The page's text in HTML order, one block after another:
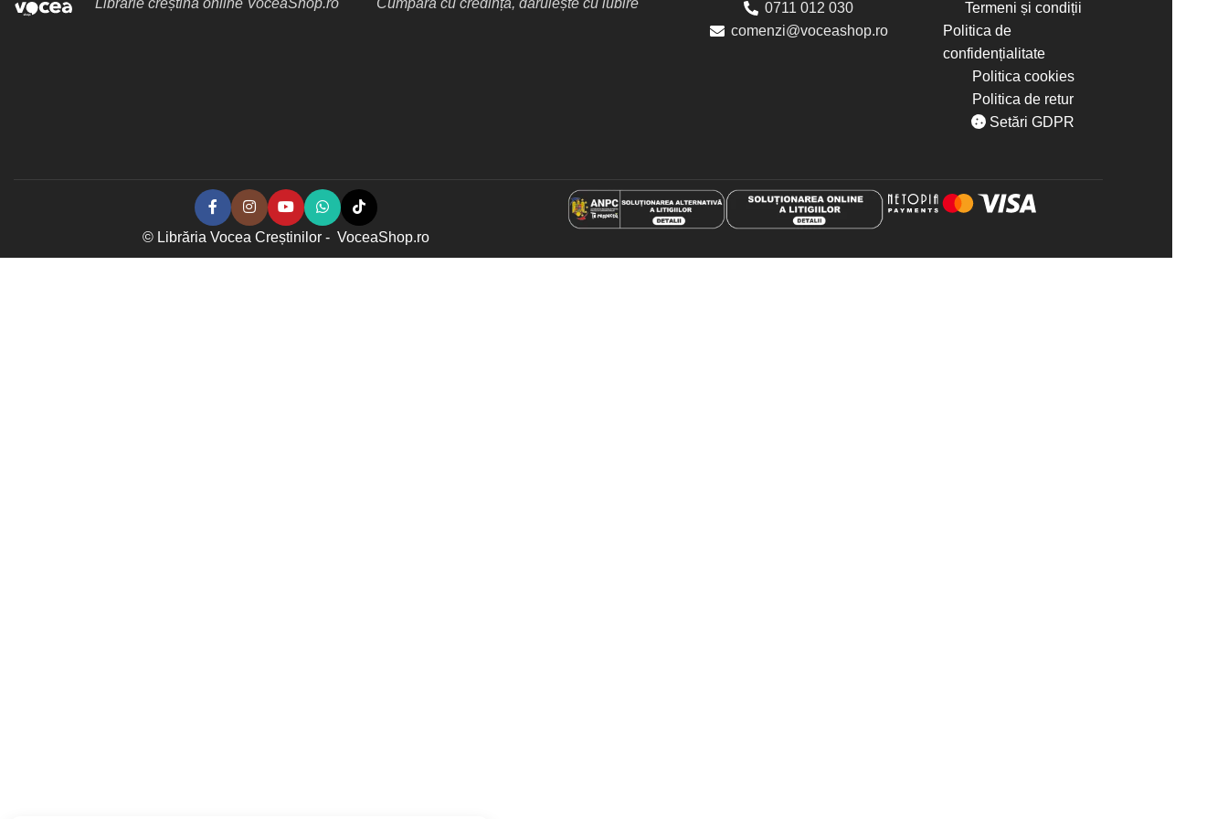
Librărie creștină online VoceaShop.ro Cumpără cu credință, dăruiește cu iubire
0711 012 030
comenzi@voceashop.ro
Termeni și condiții
Politica de
confidențialitate
Politica cookies
Politica de retur
Setări GDPR
© Librăria Vocea Creștinilor - VoceaShop.ro